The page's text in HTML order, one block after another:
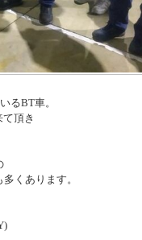
るBT車。
頂き
くあります。